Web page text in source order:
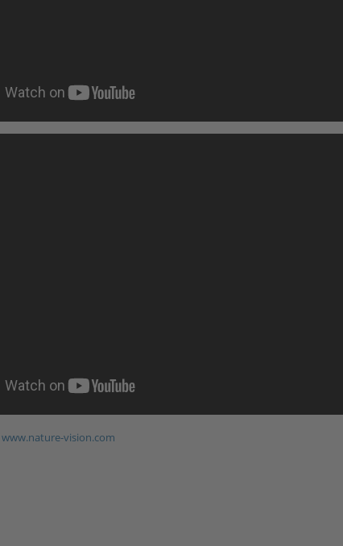
www.nature-vision.com